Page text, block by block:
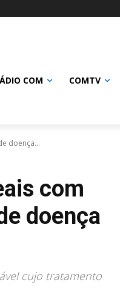
COM COMTV
doença...
com
doença
cujo tratamento